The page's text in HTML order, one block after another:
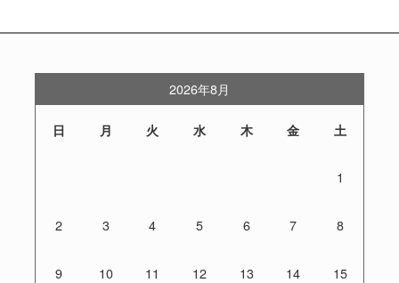
2026年8月
日 月 火 水 木 金 土
1
2 3 4 5 6 7 8
9 10 11 12 13 14 15